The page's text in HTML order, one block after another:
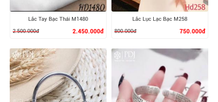
Lắc Tay Bạc Thái M1480
2.500.000đ
2.450.000đ
Lắc Lục Lạc Bạc M258
800.000đ
750.000đ